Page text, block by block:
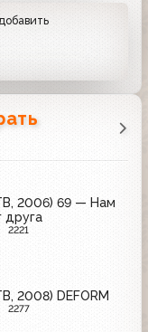
2006) 69 — Нам
друга
2221
2008) DEFORM
2277